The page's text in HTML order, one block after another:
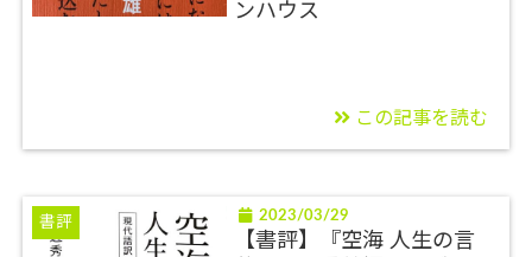
ンハウス
この記事を読む
書評 2023/03/29
【書評】『空海 人生の言